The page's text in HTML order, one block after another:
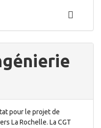
pour le projet de
La Rochelle. La CGT